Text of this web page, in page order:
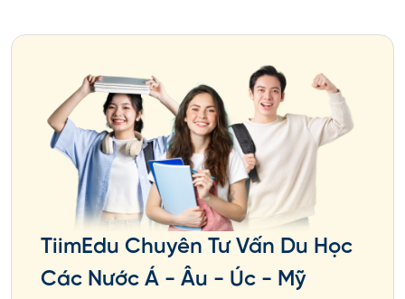
Thư giới thiệu từ giáo viên
Một trong những cách để lấy học bổng du học
hiệu quả là bạn phải có thư giới thiệu từ giáo viên
của mình. Thư giới thiệu sẽ là điểm cộng đáng tin
cậy cho hồ sơ của bạn. Nhà trường sẽ liên hệ đến
thầy cô thông qua thư giới thiệu để xác nhận lại
hồ sơ và thông tin của bạn.
Hoạt động ngoại khóa
Hoạt động ngoại khóa là điều quan trọng đối với
TiimEdu Chuyên Tư Vấn Du Học
Các Nước Á - Âu - Úc - Mỹ